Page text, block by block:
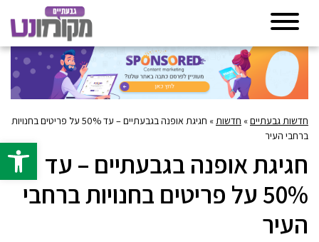
פתח
חדשות גבעתיים» חדשות »
חגיגת אופנה בגבעתיים – עד 50% על פריטים בחנויות
ברחבי העיר
חגיגת אופנה בגבעתיים – עד
50% על פריטים בחנויות ברחבי
העיר